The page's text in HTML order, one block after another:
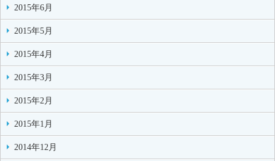
2015年6月
2015年5月
2015年4月
2015年3月
2015年2月
2015年1月
2014年12月